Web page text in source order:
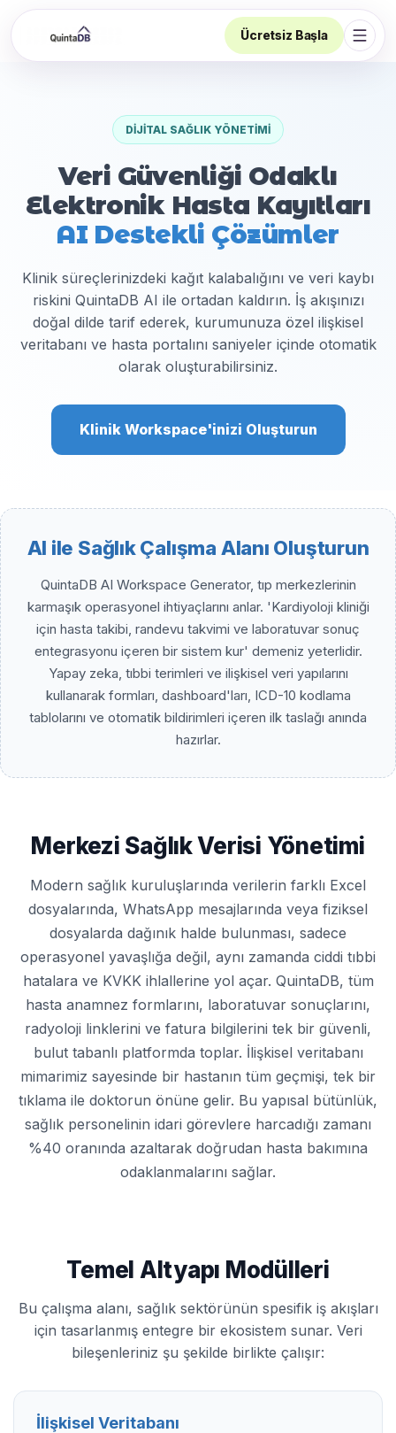
Ücretsiz Başla
DIJITAL SAĞLIK YÖNETIMI
Veri Güvenliği Odaklı
Elektronik Hasta Kayıtları
AI Destekli Çözümler
Klinik süreçlerinizdeki kağıt kalabalığını ve veri kaybı
riskini QuintaDB AI ile ortadan kaldırın. İş akışınızı
doğal dilde tarif ederek, kurumunuza özel ilişkisel
veritabanı ve hasta portalını saniyeler içinde otomatik
olarak oluşturabilirsiniz.
Klinik Workspace'inizi Oluşturun
AI ile Sağlık Çalışma Alanı Oluşturun
QuintaDB AI Workspace Generator, tıp merkezlerinin
karmaşık operasyonel ihtiyaçlarını anlar. 'Kardiyoloji kliniği
için hasta takibi, randevu takvimi ve laboratuvar sonuç
entegrasyonu içeren bir sistem kur' demeniz yeterlidir.
Yapay zeka, tıbbi terimleri ve ilişkisel veri yapılarını
kullanarak formları, dashboard'ları, ICD-10 kodlama
tablolarını ve otomatik bildirimleri içeren ilk taslağı anında
hazırlar.
Merkezi Sağlık Verisi Yönetimi
Modern sağlık kuruluşlarında verilerin farklı Excel
dosyalarında, WhatsApp mesajlarında veya fiziksel
dosyalarda dağınık halde bulunması, sadece
operasyonel yavaşlığa değil, aynı zamanda ciddi tıbbi
hatalara ve KVKK ihlallerine yol açar. QuintaDB, tüm
hasta anamnez formlarını, laboratuvar sonuçlarını,
radyoloji linklerini ve fatura bilgilerini tek bir güvenli,
bulut tabanlı platformda toplar. İlişkisel veritabanı
mimarimiz sayesinde bir hastanın tüm geçmişi, tek bir
tıklama ile doktorun önüne gelir. Bu yapısal bütünlük,
sağlık personelinin idari görevlere harcadığı zamanı
%40 oranında azaltarak doğrudan hasta bakımına
odaklanmalarını sağlar.
Temel Altyapı Modülleri
Bu çalışma alanı, sağlık sektörünün spesifik iş akışları
için tasarlanmış entegre bir ekosistem sunar. Veri
bileşenleriniz şu şekilde birlikte çalışır:
İlişkisel Veritabanı